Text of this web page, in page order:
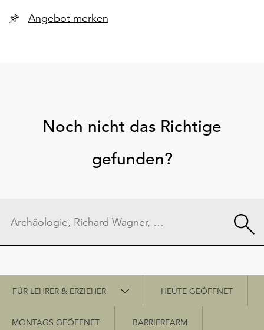
Angebot merken
Noch nicht das Richtige
gefunden?
Schnellzugriff
FÜR LEHRER & ERZIEHER HEUTE GEÖFFNET
MONTAGS GEÖFFNET BARRIEREARM